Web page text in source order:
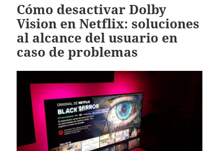
Cómo desactivar Dolby
Vision en Netflix: soluciones
al alcance del usuario en
caso de problemas